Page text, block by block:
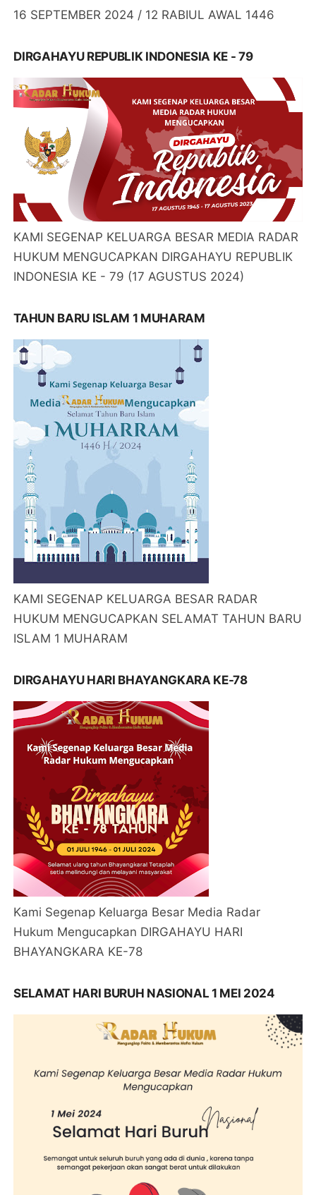
16 SEPTEMBER 2024 / 12 RABIUL AWAL 1446
DIRGAHAYU REPUBLIK INDONESIA KE - 79
KAMI SEGENAP KELUARGA BESAR MEDIA RADAR
HUKUM MENGUCAPKAN DIRGAHAYU REPUBLIK
INDONESIA KE - 79 (17 AGUSTUS 2024)
TAHUN BARU ISLAM 1 MUHARAM
KAMI SEGENAP KELUARGA BESAR RADAR
HUKUM MENGUCAPKAN SELAMAT TAHUN BARU
ISLAM 1 MUHARAM
DIRGAHAYU HARI BHAYANGKARA KE-78
Kami Segenap Keluarga Besar Media Radar
Hukum Mengucapkan DIRGAHAYU HARI
BHAYANGKARA KE-78
SELAMAT HARI BURUH NASIONAL 1 MEI 2024